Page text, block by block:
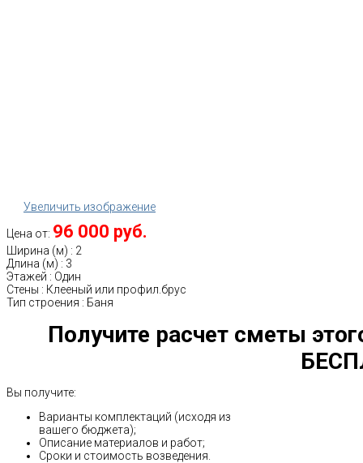
Увеличить изображение
Цена от: 96 000 руб.
Ширина (м) : 2
Длина (м) : 3
Этажей : Один
Стены : Клееный или профил.брус
Тип строения : Баня
Получите расчет сметы
Вы получите:
Варианты комплектаций (исходя из
вашего бюджета);
Описание материалов и работ;
Сроки и стоимость возведения.